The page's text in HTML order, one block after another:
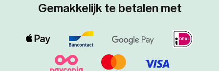
Gemakkelijk te betalen met